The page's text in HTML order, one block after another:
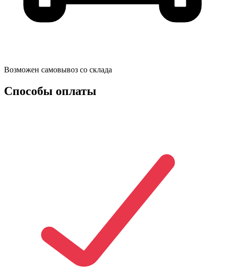
Возможен самовывоз со склада
Способы оплаты